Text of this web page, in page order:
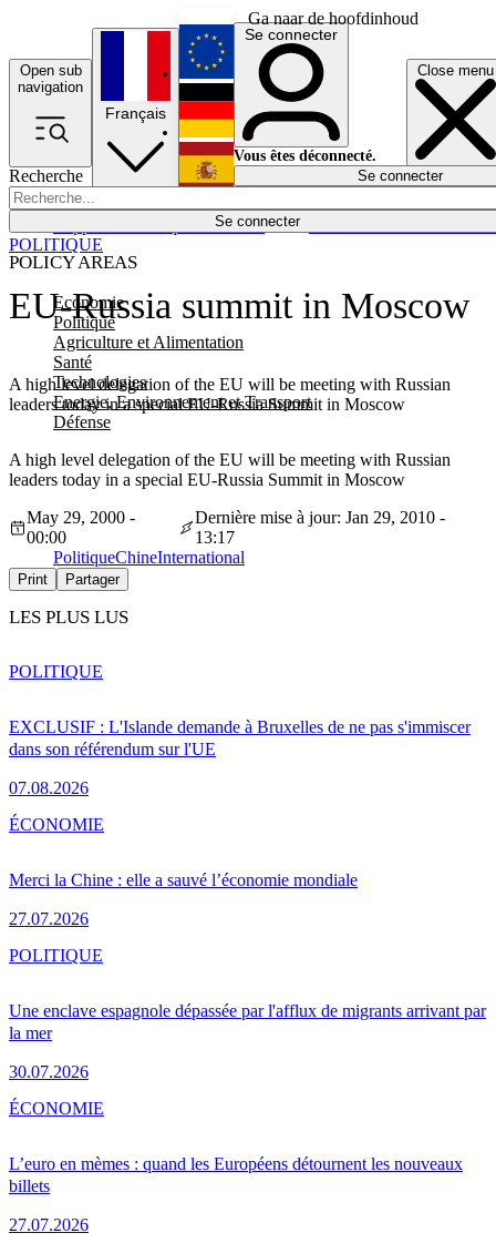
Ga naar de hoofdinhoud
Open sub
navigation
Close menu
Recherche
Se connecter
POLICY AREAS
Economie
Politique
Agriculture et Alimentation
Santé
Technologies
Energie, Environnement et Transport
Défense
Économie
Français
English
Deutsch
Español
Se connecter
Vous êtes déconnecté.
Se connecter
EU-Russia summit in Moscow
A high level delegation of the EU will be meeting with Russian
leaders today in a special EU-Russia Summit in Moscow
POLITIQUE
A high level delegation of the EU will be meeting with Russian
leaders today in a special EU-Russia Summit in Moscow
May 29, 2000 -
00:00
Dernière mise à jour: Jan 29, 2010 -
13:17
PolitiqueChineInternational
Print Partager
LES PLUS LUS
EXCLUSIF : L'Islande demande à Bruxelles de ne pas s'immiscer
dans son référendum sur l'UE
07.08.2026
POLITIQUE
Merci la Chine : elle a sauvé l’économie mondiale
27.07.2026
ÉCONOMIE
Une enclave espagnole dépassée par l'afflux de migrants arrivant par
la mer
30.07.2026
POLITIQUE
L’euro en mèmes : quand les Européens détournent les nouveaux
billets
27.07.2026
ÉCONOMIE